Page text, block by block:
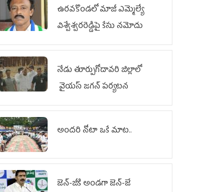
ఉరవకొండలో మాజీ ఎమ్మెల్యే
విశ్వేశ్వరరెడ్డిపై కేసు న‌మోదు
నేడు తూర్పుగోదావరి జిల్లాలో
వైయస్‌ జగన్‌ పర్యటన
అందరి నోటా ఒకే మాట..
జెన్‌-జీకి అండగా జెన్‌-జే